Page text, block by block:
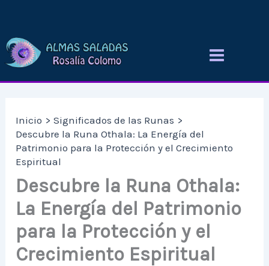
contenido
Inicio
Significados de las Runas
Descubre la Runa Othala: La Energía del
Patrimonio para la Protección y el Crecimiento
Espiritual
Descubre la Runa Othala:
La Energía del Patrimonio
para la Protección y el
Crecimiento Espiritual